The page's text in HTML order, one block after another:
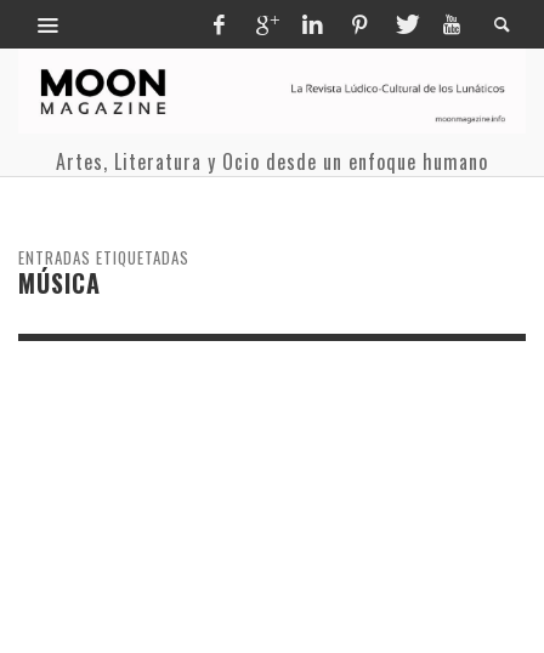
Artes, Literatura y Ocio desde un enfoque humano
ENTRADAS ETIQUETADAS
MÚSICA